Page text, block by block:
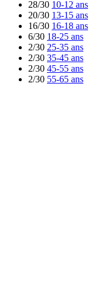
28/30 10-12 ans
20/30 13-15 ans
16/30 16-18 ans
6/30 18-25 ans
2/30 25-35 ans
2/30 35-45 ans
2/30 45-55 ans
2/30 55-65 ans